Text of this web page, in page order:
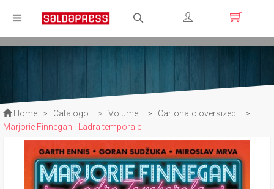
Registrati
Home > Catalogo > Volume > Cartonato oversized
>
Marjorie Finnegan - Ladra temporale